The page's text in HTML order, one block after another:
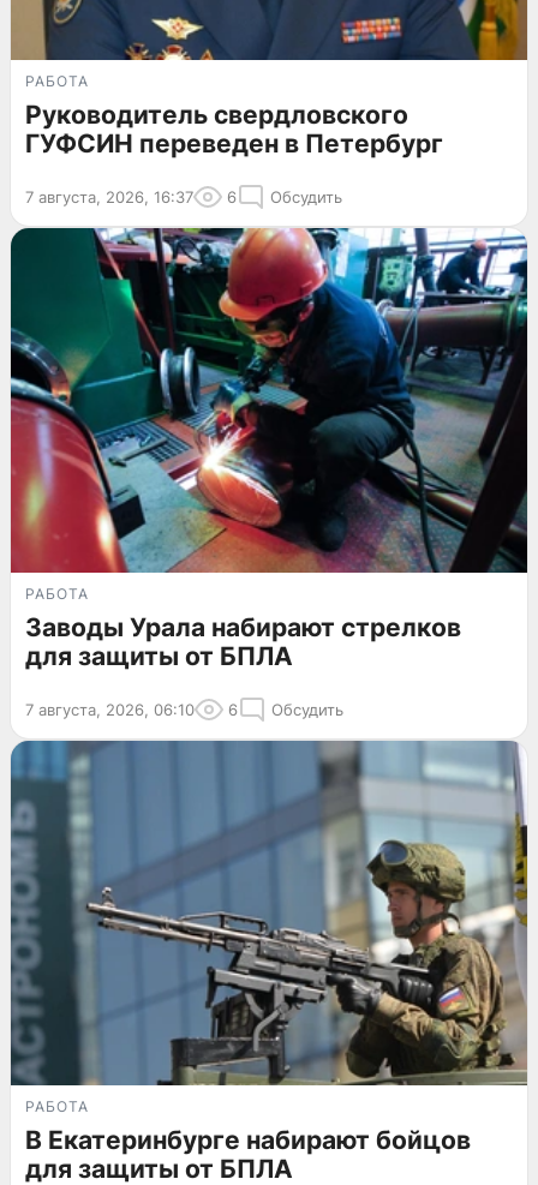
РАБОТА
Руководитель свердловского
ГУФСИН переведен в Петербург
7 августа, 2026, 16:37 6 Обсудить
РАБОТА
Заводы Урала набирают стрелков
для защиты от БПЛА
7 августа, 2026, 06:10 6 Обсудить
РАБОТА
В Екатеринбурге набирают бойцов
для защиты от БПЛА